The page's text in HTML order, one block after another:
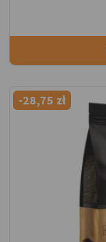
-28,75 zł